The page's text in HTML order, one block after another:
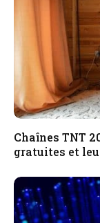
Chaînes TNT
gratuites et